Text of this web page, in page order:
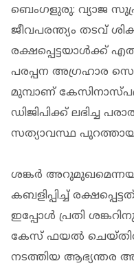
ബെംഗളുരു: വ്യാജ
ജീവപരന്ത്യം തടവ്
രക്ഷപ്പെട്ടയാൾക്ക്
പരപ്പന അഗ്രഹാര
മുമ്പാണ്
ഡിജിപിക്ക് ലഭിച്ച
സത്യാവസ്ഥ
ശങ്കർ
കബളിപ്പിച്ച്
ഇപ്പോൾ പ്രതി
കേസ് ഫയൽ
നടത്തിയ ആഭ്യന്തര